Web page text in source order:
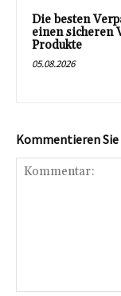
Die besten
einen sicheren
Produkte
05.08.2026
Kommentieren